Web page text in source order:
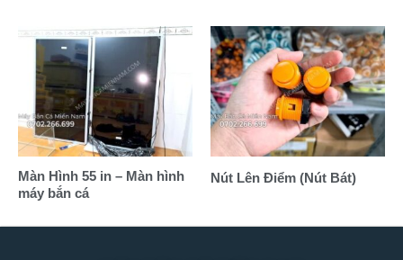
Màn Hình 55 in – Màn hình
máy bắn cá
Nút Lên Điểm (Nút Bát)